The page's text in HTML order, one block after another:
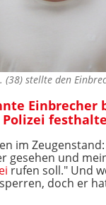
(38) stellte den
Einbrecher
im
gesehen und
rufen soll." Und
doch er